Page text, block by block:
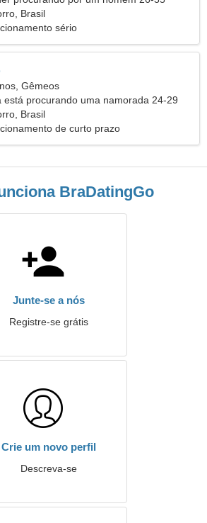
Brasil
sério
Gêmeos
está procurando uma namorada 24-29
Brasil
de curto prazo
BraDatingGo
Junte-se a nós
Registre-se grátis
Crie um novo perfil
Descreva-se